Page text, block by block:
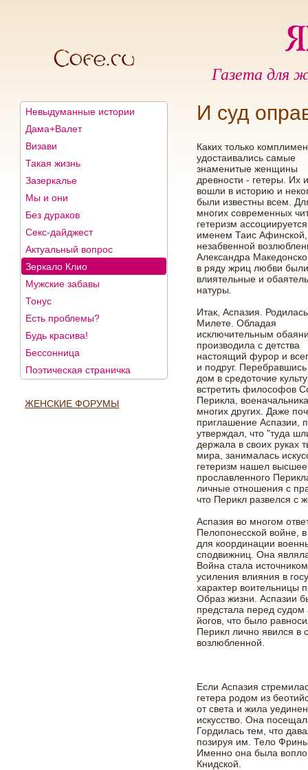
Газета для
Невыдуманные истории
Дама+Валет
Визави
Такая жизнь
Зазеркалье
Мы и они
Без дураков
Секс-дайджест
Актуальный вопрос
Зеркало Клио
Мужские забавы
Тонус
Есть проблемы?
Будь красива!
Бессонница
Поэтическая страничка
ЖЕНСКИЕ ФОРУМЫ
И суд
Каких только
удостаивались самые
знаменитые женщины
древности - гетеры. Их
вошли в историю и
были известны всем.
многих современных
гетеризм
именем Таис Афинской,
незабвенной
Александра
в ряду жриц любви
влиятельные и
натуры.
Итак, Аспазия.
Милете. Обладая
исключительным
производила с детства
настоящий фурор и
и подруг.
дом в средоточие
встретить философов
Перикла,
многих других. Даже
приглашение Аспазии,
утверждал, что "туда
держала в своих руках
мира, занималась
гетеризм нашел
прославленного
личные отношения с
что Перикл развелся с
Аспазия во многом
Пелопонесской войне,
для координации
сподвижниц. Она
Война стала
усиления влияния в
характер воительницы
Образ жизни. Аспазии
предстала перед
йогов, что было
Перикл лично явился
возлюбленной.
Если Аспазия
гетера родом из
от света и жила
искусство. Она
Гордилась тем, что
позируя им. Тело
Именно она была
Книдской.